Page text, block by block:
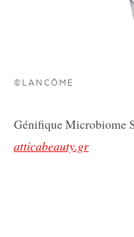
©LANCÔME
Génifique Microbiome
atticabeauty.gr